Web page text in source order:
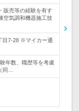
販売等の経験を有す
空気調和機器施工技
目7-28 ※マイカー通
年数、職歴等を考慮
同…